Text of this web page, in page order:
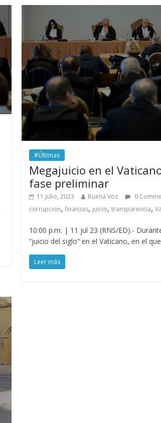
#Últimas
Megajuicio en el
fase preliminar
11 julio, 2023 Buena Voz
0
corrupcion,finanzas, juicio,transparencia,
10:00 p.m. | 11 jul 23 (RNS/ED).-
“juicio del siglo” en el Vaticano, en el
Leer más